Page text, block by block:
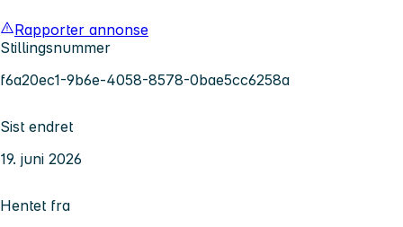
Rapporter annonse
Stillingsnummer
f6a20ec1-9b6e-4058-8578-0bae5cc6258a
Sist endret
19. juni 2026
Hentet fra